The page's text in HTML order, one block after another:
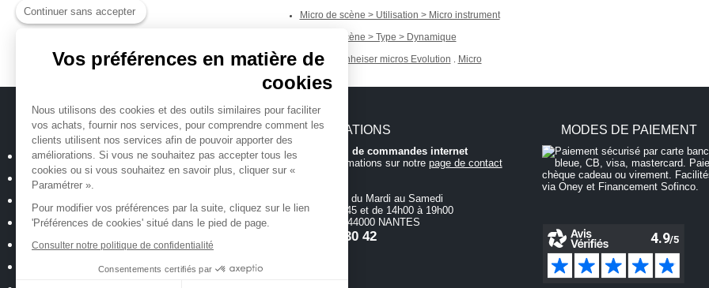
Continuer sans accepter
Vos préférences en matière de
cookies
Nous utilisons des cookies et des outils similaires pour faciliter
vos achats, fournir nos services, pour comprendre comment les
clients utilisent nos services afin de pouvoir apporter des
améliorations. Si vous ne souhaitez pas accepter tous les
cookies ou si vous souhaitez en savoir plus, cliquer sur «
Paramétrer ».
Pour modifier vos préférences par la suite, cliquez sur le lien
'Préférences de cookies' situé dans le pied de page.
Consulter notre politique de confidentialité
Consentements certifiés par
Micro de scène > Utilisation > Micro instrument
Micro de scène > Type > Dynamique
Tags : Sennheiser micros Evolution Micro
MICHENAUD.COM
Qui sommes nous ?
Plan du site
Conditions générales de vente
Politique de confidentialité
Cookies : Vos préférences
INFORMATIONS
Hotline et suivi de commandes internet
Toutes les informations sur notre page de contact
ouvert du Mardi au Samedi
de 10h00 à 12h45 et de 14h00 à 19h00
18 allée Baco - 44000 NANTES
02 40 35 30 42
MODES DE PAIEMENT